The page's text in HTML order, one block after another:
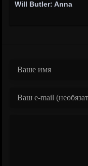
Will Butler: Anna